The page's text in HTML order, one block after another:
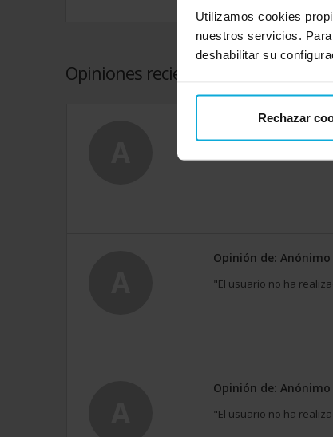
Utilizamos cookies
nuestros servicios.
deshabilitar su
Rechazar
Opiniones recientes de la empresa
Opinión de: Anónimo
Opinión de: Anónimo
"El usuario no ha
Opinión de: Anónimo
"El usuario no ha